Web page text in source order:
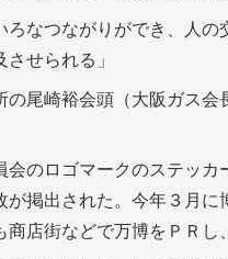
ろなつながりができ、人
させられる」
の尾崎裕会頭（大阪ガス
会のロゴマークのステッ
が掲出された。今年３月
商店街などで万博をＰＲし